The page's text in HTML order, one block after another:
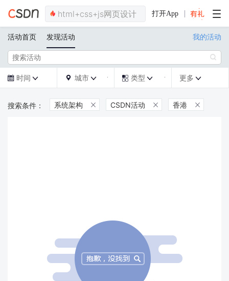
打开App
活动首页 发现活动 我的活动

 时间   城市   类型  更多 
系统架构  CSDN活动  香港 